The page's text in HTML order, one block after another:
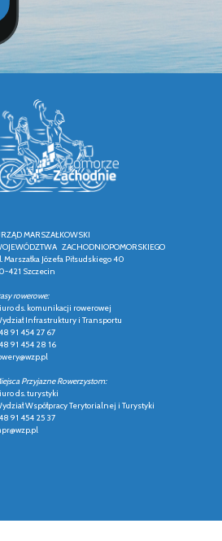
MARSZAŁKOWSKI
ZACHODNIOPOMORSKIEGO
Marszałka Józefa Piłsudskiego 40
421 Szczecin
rowerowe:
ds. komunikacji rowerowej
Infrastruktury i Transportu
91 454 27 67
91 454 28 16
Przyjazne Rowerzystom:
ds. turystyki
Współpracy Terytorialnej i Turystyki
91 454 25 37